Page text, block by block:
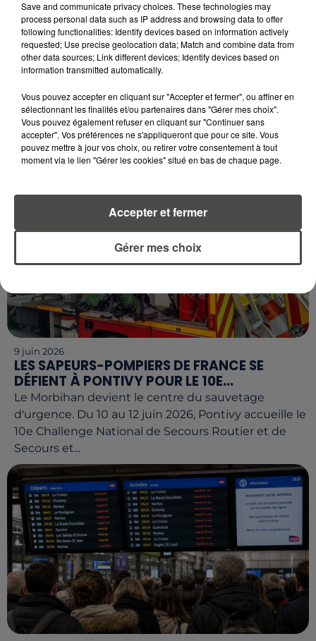
9 juin 2026
MONUMENT HISTORIQUE VIVANT
Le 10 juin 1896, les chantiers Dubigeon lançaient à
Nantes le « Belem ». 130 ans plus tard, ce trois-mâts
à coque d'acier est le dernier grand voilier de sa...
9 juin 2026
LES SAPEURS-POMPIERS DE FRANCE SE
DÉFIENT À PONTIVY POUR LE 10E...
Le Morbihan devient le centre du sauvetage
d'urgence. Du 10 au 12 juin 2026, Pontivy accueille le
10e Challenge National de Secours Routier et de
Secours et...
Save and communicate privacy choices. These technologies may
process personal data such as IP address and browsing data to offer
following functionalities: Identify devices based on information actively
requested; Use precise geolocation data; Match and combine data from
other data sources; Link different devices; Identify devices based on
information transmitted automatically.
Vous pouvez accepter en cliquant sur "Accepter et fermer", ou affiner en
sélectionnant les finalités et/ou partenaires dans "Gérer mes choix".
Vous pouvez également refuser en cliquant sur "Continuer sans
accepter". Vos préférences ne s'appliqueront que pour ce site. Vous
pouvez mettre à jour vos choix, ou retirer votre consentement à tout
moment via le lien "Gérer les cookies" situé en bas de chaque page.
Gérer mes choix
Accepter et fermer